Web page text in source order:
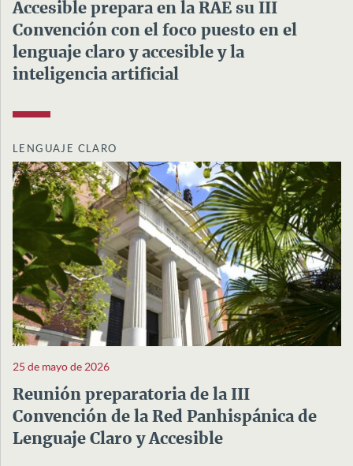
Accesible prepara en la RAE su III
Convención con el foco puesto en el
lenguaje claro y accesible y la
inteligencia artificial
LENGUAJE CLARO
25 de mayo de 2026
Reunión preparatoria de la III
Convención de la Red Panhispánica de
Lenguaje Claro y Accesible